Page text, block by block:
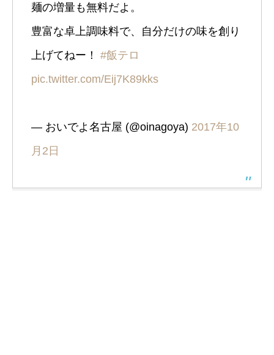
麺の増量も無料だよ。
豊富な卓上調味料で、自分だけの味を創り
上げてねー！ #飯テロ
pic.twitter.com/Eij7K89kks
— おいでよ名古屋 (@oinagoya) 2017年10
月2日